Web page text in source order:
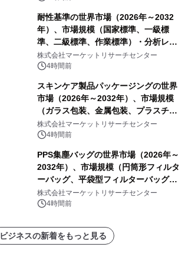
耐性基準の世界市場（2026年～2032
年）、市場規模（国家標準、一級標
準、二級標準、作業標準）・分析レポ
ートを発表
株式会社マーケットリサーチセンター
4時間前
スキンケア製品パッケージングの世界
市場（2026年～2032年）、市場規模
（ガラス包装、金属包装、プラスチッ
ク包装、その他）・分析レポートを発
表
株式会社マーケットリサーチセンター
4時間前
PPS集塵バッグの世界市場（2026年～
2032年）、市場規模（円筒形フィルタ
ーバッグ、平袋型フィルターバッグ、
プリーツフィルターバッグ、その
他）・分析レポートを発表
株式会社マーケットリサーチセンター
4時間前
ビジネスの新着をもっと見る